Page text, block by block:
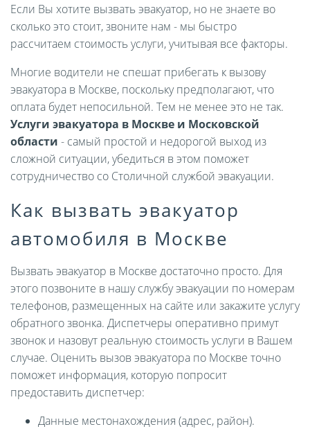
Если Вы хотите вызвать эвакуатор, но не знаете во
сколько это стоит, звоните нам - мы быстро
рассчитаем стоимость услуги, учитывая все факторы.
Многие водители не спешат прибегать к вызову
эвакуатора в Москве, поскольку предполагают, что
оплата будет непосильной. Тем не менее это не так.
Услуги эвакуатора в Москве и Московской
области - самый простой и недорогой выход из
сложной ситуации, убедиться в этом поможет
сотрудничество со Столичной службой эвакуации.
Как вызвать эвакуатор
автомобиля в Москве
Вызвать эвакуатор в Москве достаточно просто. Для
этого позвоните в нашу службу эвакуации по номерам
телефонов, размещенных на сайте или закажите услугу
обратного звонка. Диспетчеры оперативно примут
звонок и назовут реальную стоимость услуги в Вашем
случае. Оценить вызов эвакуатора по Москве точно
поможет информация, которую попросит
предоставить диспетчер:
Данные местонахождения (адрес, район).